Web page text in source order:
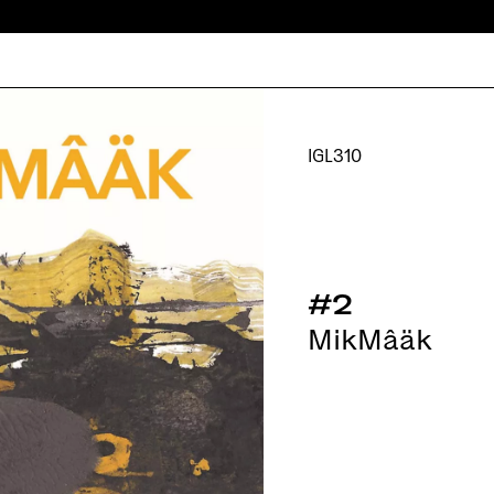
IGL310
#2
MikMâäk